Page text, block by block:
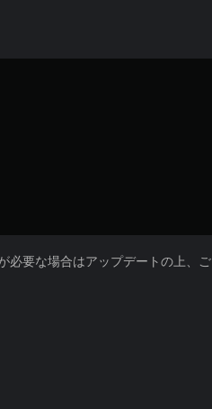
必要な場合はアップデートの上、ご